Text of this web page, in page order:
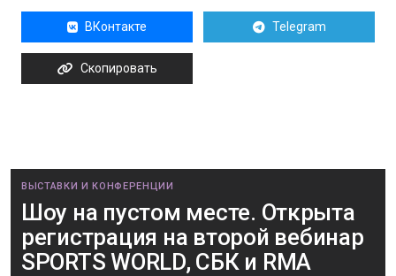
ВКонтакте Telegram
Скопировать
ВЫСТАВКИ И КОНФЕРЕНЦИИ
Шоу на пустом месте. Открыта
регистрация на второй вебинар
SPORTS WORLD, СБК и RMA